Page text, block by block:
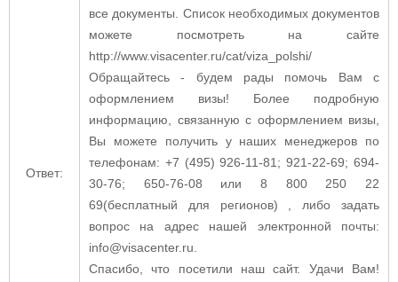
Ответ:
все документы. Список необходимых документов
можете посмотреть на сайте
http://www.visacenter.ru/cat/viza_polshi/
Обращайтесь - будем рады помочь Вам с
оформлением визы! Более подробную
информацию, связанную с оформлением визы,
Вы можете получить у наших менеджеров по
телефонам: +7 (495) 926-11-81; 921-22-69; 694-
30-76; 650-76-08 или 8 800 250 22
69(бесплатный для регионов) , либо задать
вопрос на адрес нашей электронной почты:
info@visacenter.ru.
Спасибо, что посетили наш сайт. Удачи Вам!